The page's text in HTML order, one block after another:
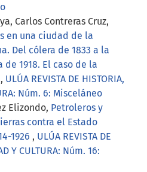
Carlos Contreras Cruz,
en una ciudad de la
Del cólera de 1833 a la
1918. El caso de la
, ULÚA REVISTA DE HISTORIA,
Núm. 6: Misceláneo
Elizondo, Petroleros y
contra el Estado
1926 , ULÚA REVISTA DE
Y CULTURA: Núm. 16: